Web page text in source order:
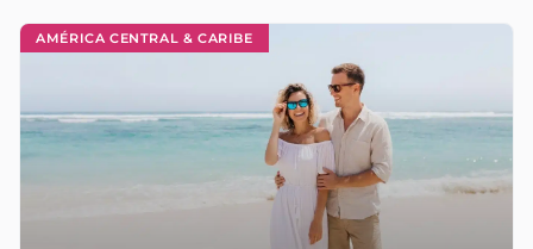
AMÉRICA CENTRAL & CARIBE